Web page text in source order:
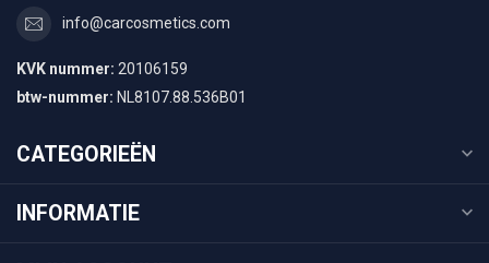
info@carcosmetics.com
KVK nummer: 20106159
btw-nummer: NL8107.88.536B01
CATEGORIEËN
INFORMATIE